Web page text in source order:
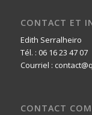
CONTACT ET
Edith Serralheiro
Tél. : 06 16 23 47 07
Courriel :
CONTACT